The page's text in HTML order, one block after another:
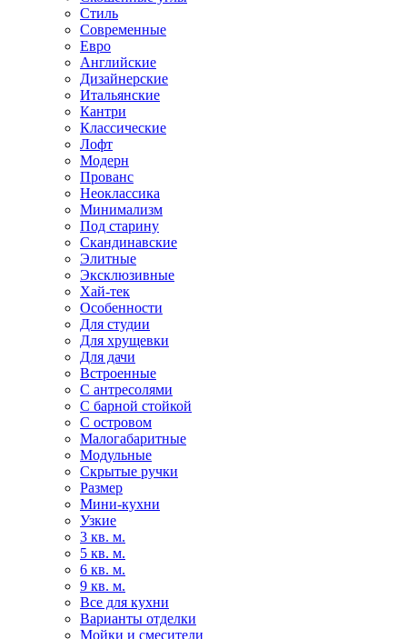
Стиль
Современные
Евро
Английские
Дизайнерские
Итальянские
Кантри
Классические
Лофт
Модерн
Прованс
Неоклассика
Минимализм
Под старину
Скандинавские
Элитные
Эксклюзивные
Хай-тек
Особенности
Для студии
Для хрущевки
Для дачи
Встроенные
С антресолями
С барной стойкой
С островом
Малогабаритные
Модульные
Скрытые ручки
Размер
Мини-кухни
Узкие
3 кв. м.
5 кв. м.
6 кв. м.
9 кв. м.
Все для кухни
Варианты отделки
Мойки и смесители